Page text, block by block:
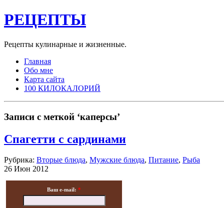
РЕЦЕПТЫ
Рецепты кулинарные и жизненные.
Главная
Обо мне
Карта сайта
100 КИЛОКАЛОРИЙ
Записи с меткой ‘каперсы’
Спагетти с сардинами
Рубрика: Вторые блюда, Мужские блюда, Питание, Рыба
26 Июн 2012
Ваш e-mail: *